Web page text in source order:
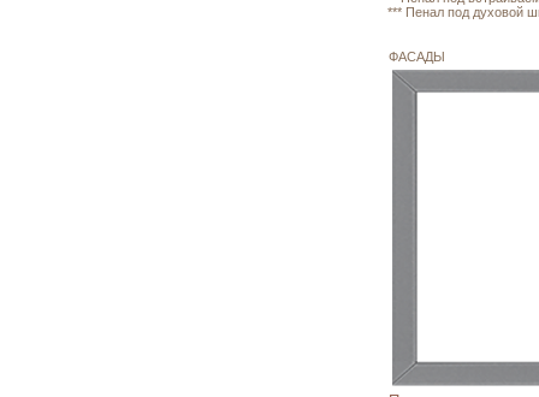
*** Пенал под духовой
ФАСАДЫ